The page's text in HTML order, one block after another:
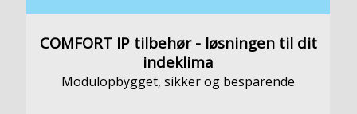
COMFORT IP tilbehør - løsningen til dit
indeklima
Modulopbygget, sikker og besparende